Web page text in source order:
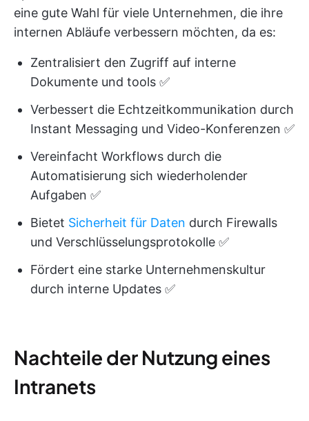
eine gute Wahl für viele Unternehmen, die ihre
internen Abläufe verbessern möchten, da es:
Zentralisiert den Zugriff auf interne
Dokumente und tools ✅
Verbessert die Echtzeitkommunikation durch
Instant Messaging und Video-Konferenzen ✅
Vereinfacht Workflows durch die
Automatisierung sich wiederholender
Aufgaben ✅
Bietet Sicherheit für Daten durch Firewalls
und Verschlüsselungsprotokolle ✅
Fördert eine starke Unternehmenskultur
durch interne Updates ✅
Nachteile der Nutzung eines
Intranets